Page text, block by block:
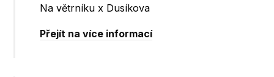
Na větrníku x Dusíkova
Přejít na více informací